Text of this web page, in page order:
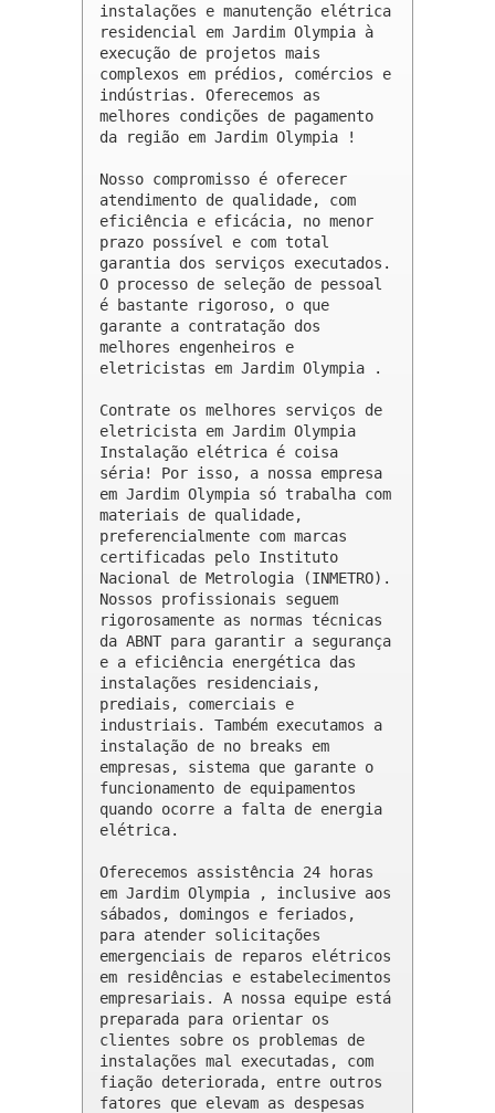
instalações e manutenção elétrica
residencial em Jardim Olympia à
execução de projetos mais
complexos em prédios, comércios e
indústrias. Oferecemos as
melhores condições de pagamento
da região em Jardim Olympia !
Nosso compromisso é oferecer
atendimento de qualidade, com
eficiência e eficácia, no menor
prazo possível e com total
garantia dos serviços executados.
O processo de seleção de pessoal
é bastante rigoroso, o que
garante a contratação dos
melhores engenheiros e
eletricistas em Jardim Olympia .
Contrate os melhores serviços de
eletricista em Jardim Olympia
Instalação elétrica é coisa
séria! Por isso, a nossa empresa
em Jardim Olympia só trabalha com
materiais de qualidade,
preferencialmente com marcas
certificadas pelo Instituto
Nacional de Metrologia (INMETRO).
Nossos profissionais seguem
rigorosamente as normas técnicas
da ABNT para garantir a segurança
e a eficiência energética das
instalações residenciais,
prediais, comerciais e
industriais. Também executamos a
instalação de no breaks em
empresas, sistema que garante o
funcionamento de equipamentos
quando ocorre a falta de energia
elétrica.
Oferecemos assistência 24 horas
em Jardim Olympia , inclusive aos
sábados, domingos e feriados,
para atender solicitações
emergenciais de reparos elétricos
em residências e estabelecimentos
empresariais. A nossa equipe está
preparada para orientar os
clientes sobre os problemas de
instalações mal executadas, com
fiação deteriorada, entre outros
fatores que elevam as despesas